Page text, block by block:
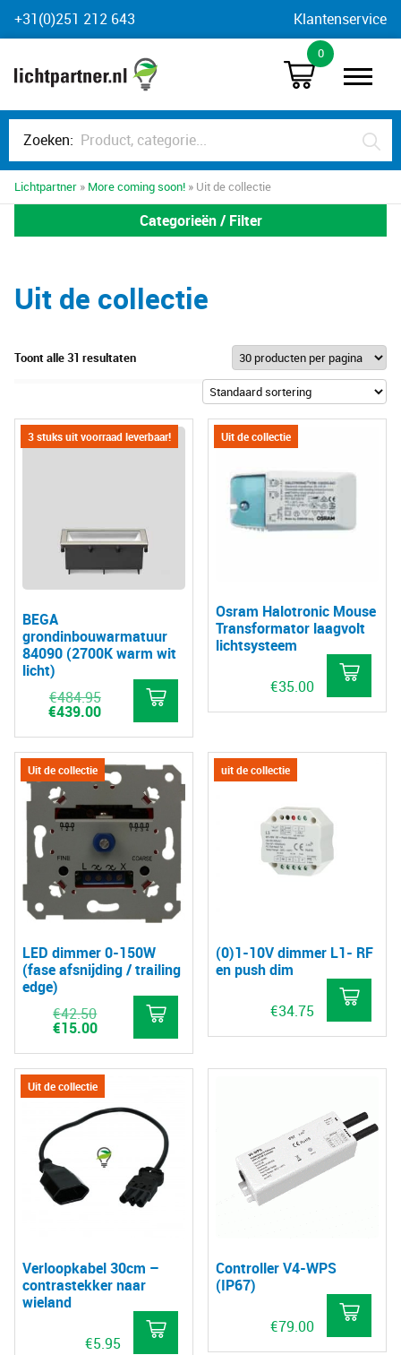
Skip
to
+31(0)251 212 643 Klantenservice
0
Zoeken:
Lichtpartner » More coming soon! » Uit de collectie
Categorieën / Filter
Uit de collectie
Toont alle 31 resultaten
3 stuks uit voorraad leverbaar!
BEGA
grondinbouwarmatuur
84090 (2700K warm wit
licht)
€484.95Oorspronkelijke
prijs
€484.95.
€439.00Huidige
is:
€439.00.
Uit de collectie
Osram Halotronic Mouse
Transformator laagvolt
lichtsysteem
€35.00
Uit de collectie
LED dimmer 0-150W
(fase afsnijding / trailing
edge)
€42.50Oorspronkelijke
prijs
€42.50.
€15.00Huidige
is:
€15.00.
uit de collectie
(0)1-10V dimmer L1- RF
en push dim
€34.75
Uit de collectie
Verloopkabel 30cm –
contrastekker naar
wieland
€5.95
Controller V4-WPS
(IP67)
€79.00